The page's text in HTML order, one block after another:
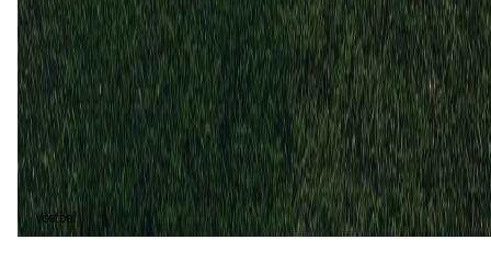
Ghivizzano Borgoamozzano
Grosseto
3 3
Ghivizzano Borgoamozzano (1) 20%
Gelijk (1) 20%
Grosseto (3) 60%
Voetbal